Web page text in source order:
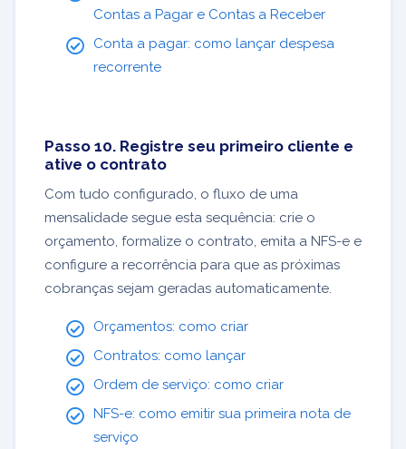
Contas a Pagar e Contas a Receber
Conta a pagar: como lançar despesa
recorrente
Passo 10. Registre seu primeiro cliente e
ative o contrato
Com tudo configurado, o fluxo de uma
mensalidade segue esta sequência: crie o
orçamento, formalize o contrato, emita a NFS-e e
configure a recorrência para que as próximas
cobranças sejam geradas automaticamente.
Orçamentos: como criar
Contratos: como lançar
Ordem de serviço: como criar
NFS-e: como emitir sua primeira nota de
serviço